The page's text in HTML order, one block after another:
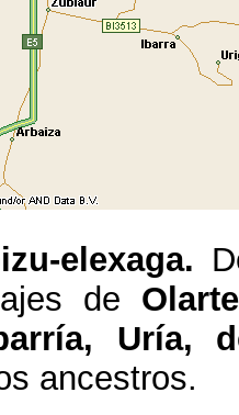
elexaga.
de
Uría,
ancestros.